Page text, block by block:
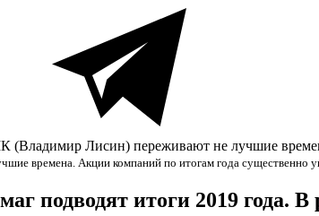
времена. Акции компаний по итогам года существенно
подводят итоги 2019 года.